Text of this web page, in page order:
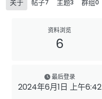
关于 帖子7 主题3 群组0
资料浏览
6
最后登录
2024年6月1日 上午6:42